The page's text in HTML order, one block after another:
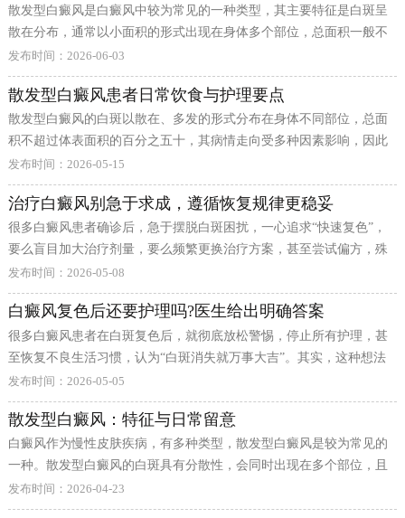
散发型白癜风是白癜风中较为常见的一种类型，其主要特征是白斑呈
散在分布，通常以小面积的形式出现在身体多个部位，总面积一般不
超过体表的50%。下面由北京国丹医院的医生为大家详细介绍一下：
发布时间：2026-06-03
散发型白癜风患者日常饮食与护理要点
散发型白癜风的白斑以散在、多发的形式分布在身体不同部位，总面
积不超过体表面积的百分之五十，其病情走向受多种因素影响，因此
饮食和日常护理尤为关键。下面由北京国丹医院的医生为大家详细介
绍一下：
发布时间：2026-05-15
治疗白癜风别急于求成，遵循恢复规律更稳妥
很多白癜风患者确诊后，急于摆脱白斑困扰，一心追求“快速复色”，
要么盲目加大治疗剂量，要么频繁更换治疗方案，甚至尝试偏方，殊
不知，这种急于求成的心态，反而会适得其反，影响治疗效果，甚至
加重病情。 白癜风的恢复有其自身规律，黑素细胞的修复、黑色素的
合成，都需要一定时间，无法一蹴而就。不同分期、病程的白斑，恢
复速度也存在差异，初期、稳定期白斑恢复相对较快，而进展期、顽
固型白斑，恢复周期则会明显延长。 急于求成的危害不容忽视。盲目
加大治疗剂量，可能刺激皮肤，诱发同形反应;频繁更换治疗方案，会
打乱治疗节奏，导致病情反复;轻信偏方，可能损伤皮肤和身体，增加
后续治疗难度。 治疗白癜风，更需要保持耐心，遵循恢复规律。在专
业指导下，制定科学的治疗方案，循序渐进推进治疗，定期复查，根
据病情变化及时调整方案。同时，做好日常养护，配合治疗，才能更
稳妥地实现复色，避免因急于求成而走弯路。如有更多
发布时间：2026-05-08
白癜风复色后还要护理吗?医生给出明确答案
很多白癜风患者在白斑复色后，就彻底放松警惕，停止所有护理，甚
至恢复不良生活习惯，认为“白斑消失就万事大吉”。其实，这种想法
是错误的，关于“复色后还要护理吗”，医生给出了明确答案：复色后
不仅要护理，还要坚持长期护理，才能避免复发。 白斑复色，并不代
表黑素细胞功能已经完全恢复，也不意味着病情彻底稳定。复色后的
皮肤，黑素细胞活性依旧偏弱，皮肤屏障也未完全修复，此时若停止
护理，很容易受外界刺激，导致黑素细胞再次受损，诱发白斑复发，
让之前的调理成果付诸东流。 复色后的护理，重点是巩固效果、预防
复发。日常依旧要做好防晒，避免暴晒;坚持温和保湿，修复皮肤屏障;
发布时间：2026-05-05
散发型白癜风：特征与日常留意
白癜风作为慢性皮肤疾病，有多种类型，散发型白癜风是较为常见的
一种。散发型白癜风的白斑具有分散性，会同时出现在多个部位，且
白斑总面积一般不超过体表面积的50%。下面由北京国丹医院的医生
为大家详细介绍一下：
发布时间：2026-04-23